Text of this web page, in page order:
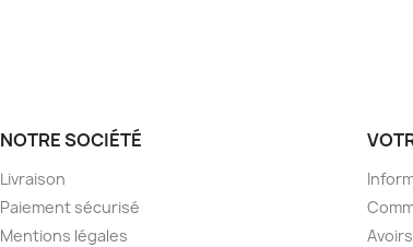
NOTRE SOCIÉTÉ
Livraison
Paiement sécurisé
Mentions légales
Avoirs